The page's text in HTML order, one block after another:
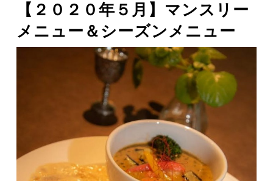
【２０２０年５月】マンスリー
メニュー＆シーズンメニュー